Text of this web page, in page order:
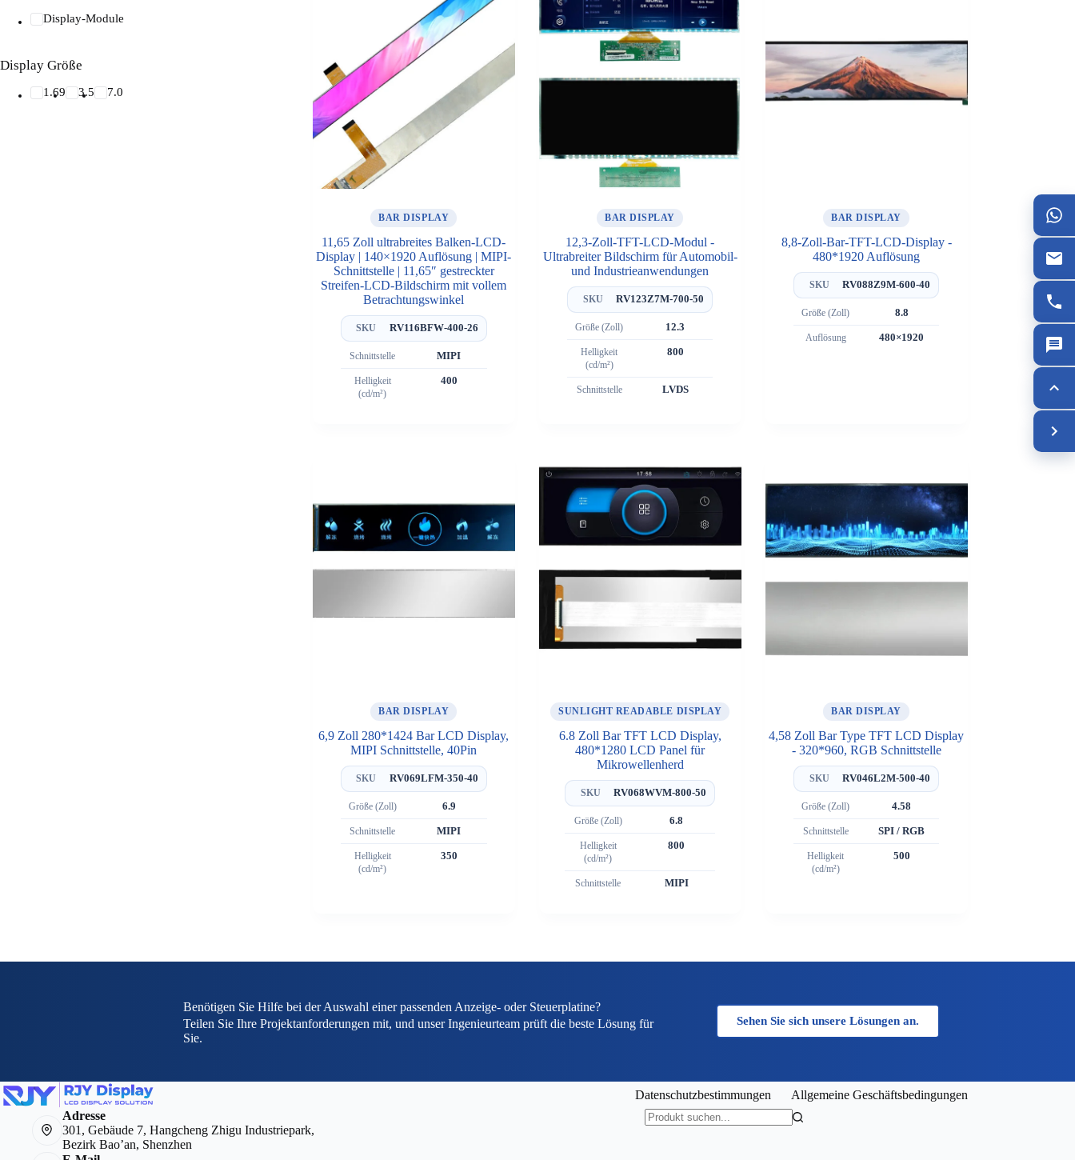
BAR DISPLAY
11,65 Zoll ultrabreites Balken-LCD-
Display | 140×1920 Auflösung | MIPI-
Schnittstelle | 11,65″ gestreckter
Streifen-LCD-Bildschirm mit vollem
Betrachtungswinkel
SKU RV116BFW-400-26
Schnittstelle MIPI
Helligkeit
(cd/m²)
400
BAR DISPLAY
12,3-Zoll-TFT-LCD-Modul -
Ultrabreiter Bildschirm für Automobil-
und Industrieanwendungen
SKU RV123Z7M-700-50
Größe (Zoll) 12.3
Helligkeit
(cd/m²)
800
Schnittstelle LVDS
BAR DISPLAY
8,8-Zoll-Bar-TFT-LCD-Display -
480*1920 Auflösung
SKU RV088Z9M-600-40
Größe (Zoll) 8.8
Auflösung 480×1920
BAR DISPLAY
6,9 Zoll 280*1424 Bar LCD Display,
MIPI Schnittstelle, 40Pin
SKU RV069LFM-350-40
Größe (Zoll) 6.9
Schnittstelle MIPI
Helligkeit
(cd/m²)
350
SUNLIGHT READABLE DISPLAY
6.8 Zoll Bar TFT LCD Display,
480*1280 LCD Panel für
Mikrowellenherd
SKU RV068WVM-800-50
Größe (Zoll) 6.8
Helligkeit
(cd/m²)
800
Schnittstelle MIPI
BAR DISPLAY
4,58 Zoll Bar Type TFT LCD Display
- 320*960, RGB Schnittstelle
SKU RV046L2M-500-40
Größe (Zoll) 4.58
Schnittstelle SPI / RGB
Helligkeit
(cd/m²)
500
Display-Module
Display Größe
1.69 3.5 7.0
Benötigen Sie Hilfe bei der Auswahl einer passenden Anzeige- oder Steuerplatine?
Teilen Sie Ihre Projektanforderungen mit, und unser Ingenieurteam prüft die beste Lösung für
Sie.
Sehen Sie sich unsere Lösungen an.
Datenschutzbestimmungen
Allgemeine Geschäftsbedingungen
Adresse
301, Gebäude 7, Hangcheng Zhigu Industriepark,
Bezirk Bao’an, Shenzhen